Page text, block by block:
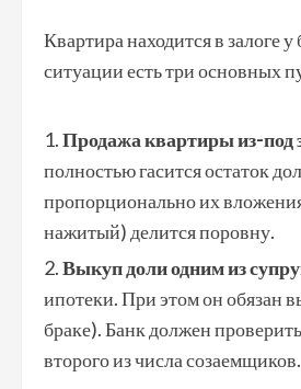
Квартира находится в залоге у
ситуации есть три основных
Продажа квартиры из-под
полностью гасится остаток
пропорционально их
нажитый) делится поровну.
Выкуп доли одним из
ипотеки. При этом он обязан
браке). Банк должен
второго из числа созаемщиков.